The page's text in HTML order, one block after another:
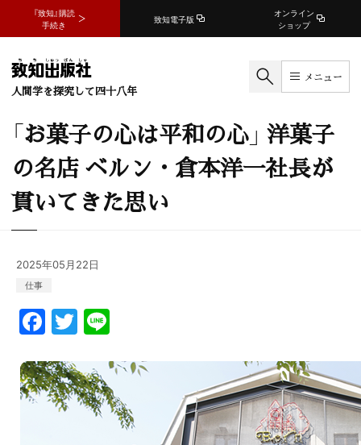
『致知』購読
手続き
致知電子版
オンライン
ショップ
人間学を探究して四十八年
メニュー
「お菓子の心は平和の心」 洋菓子
の名店 ベルン・倉本洋一社長が
貫いてきた思い
2025年05月22日
仕事
F
a
c
e
b
T
w
itt
er
e